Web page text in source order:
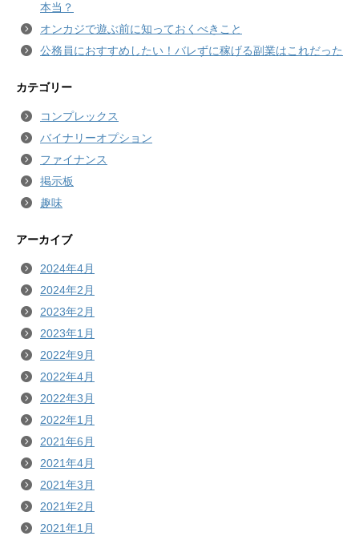
本当？
オンカジで遊ぶ前に知っておくべきこと
公務員におすすめしたい！バレずに稼げる副業はこれだった
カテゴリー
コンプレックス
バイナリーオプション
ファイナンス
掲示板
趣味
アーカイブ
2024年4月
2024年2月
2023年2月
2023年1月
2022年9月
2022年4月
2022年3月
2022年1月
2021年6月
2021年4月
2021年3月
2021年2月
2021年1月